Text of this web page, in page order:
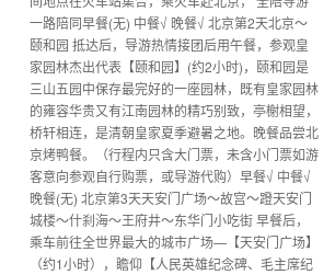
一路陪同早餐(无) 中餐√ 晚餐√ 北京第2天北京～
颐和园 抵达后，导游热情接团后用午餐，参观皇
家园林杰出代表【颐和园】(约2小时)，颐和园是
三山五园中保存最完好的一座园林，既有皇家园林
的雍容华贵又有江南园林的精巧别致，亭榭相望，
桥轩相连，是清朝皇家夏季避暑之地。晚餐品尝北
京烤鸭餐。（行程内只含大门票，未含小门票如游
客意向参观自行购票，或导游代购）早餐√ 中餐√
晚餐(无) 北京第3天天安门广场～故宫～蹬天安门
城楼～什刹海～王府井～东华门小吃街 早餐后，
乘车前往全世界最大的城市广场—【天安门广场】
（约1小时），瞻仰【人民英雄纪念碑、毛主席纪